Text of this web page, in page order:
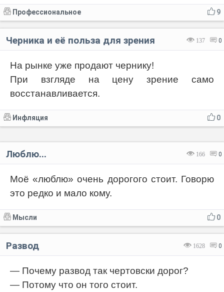
9
Профессиональное
137 0
Черника и её польза для зрения
На рынке уже продают чернику!
При взгляде на цену зрение само
восстанавливается.
0
Инфляция
166 0
Люблю...
Моё «люблю» очень дорогого стоит. Говорю
это редко и мало кому.
0
Мысли
1628 0
Развод
— Почему развод так чертовски дорог?
— Потому что он того стоит.